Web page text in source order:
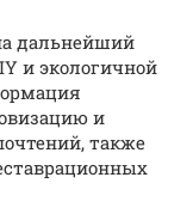
дальнейший
и экологичной
и
также